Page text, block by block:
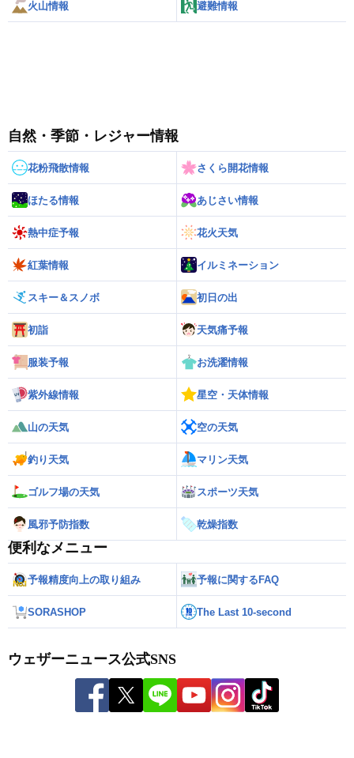
火山情報 避難情報
自然・季節・レジャー情報
花粉飛散情報 さくら開花情報
ほたる情報 あじさい情報
熱中症予報 花火天気
紅葉情報 イルミネーション
スキー＆スノボ 初日の出
初詣 天気痛予報
服装予報 お洗濯情報
紫外線情報 星空・天体情報
山の天気 空の天気
釣り天気 マリン天気
ゴルフ場の天気 スポーツ天気
風邪予防指数 乾燥指数
便利なメニュー
予報精度向上の取り組み 予報に関するFAQ
SORASHOP The Last 10-second
ウェザーニュース公式SNS